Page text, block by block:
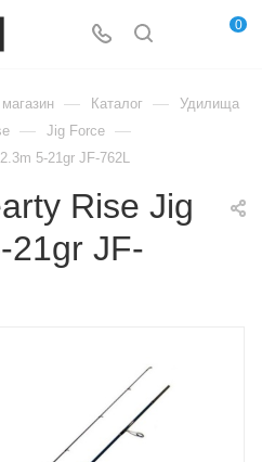
0
— Каталог — Удилища
— Jig Force —
5-21gr JF-762L
Rise Jig
21gr JF-